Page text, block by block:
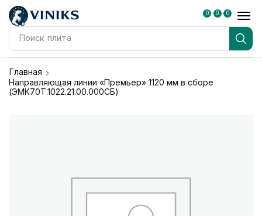
Поиск плита
0 0 0
Главная
Направляющая линии «Премьер» 1120 мм в сборе
(ЭМК70Т.1022.21.00.000СБ)